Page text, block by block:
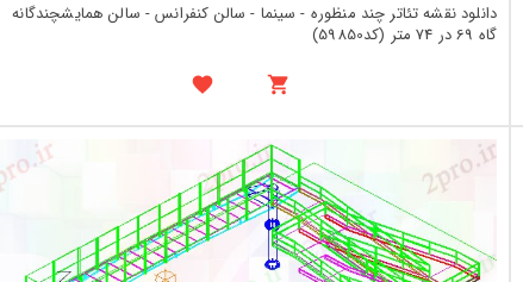
دانلود نقشه تئاتر چند منظوره - سینما - سالن کنفرانس - سالن همایشچندگانه
گاه 69 در 74 متر (کد59850)